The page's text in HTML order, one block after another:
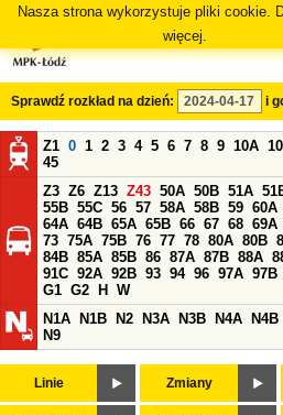
Nasza strona wykorzystuje pliki cookie.
więcej.
Sprawdź rozkład na dzień: i
Z1 0 1 2 3 4 5 6 7 8 9 10A
45
Z3 Z6 Z13 Z43 50A 50B 51A
55B 55C 56 57 58A 58B 59 60A
64A 64B 65A 65B 66 67 68 69A
73 75A 75B 76 77 78 80A 80B
84B 85A 85B 86 87A 87B 88A
91C 92A 92B 93 94 96 97A 97B
G1 G2 H
W
N1A
N1B N2 N3A N3B N4A N4B
N9
Linie Zmiany